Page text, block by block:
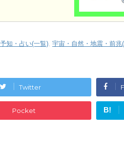
知・占い(一覧), 宇宙・自然・地震・前兆
Twitter
Pocket B!